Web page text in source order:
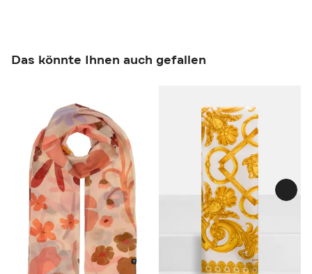
Das könnte Ihnen auch gefallen